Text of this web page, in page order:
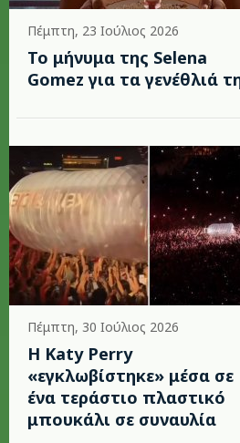
Πέμπτη, 23 Ιούλιος 2026
Το μήνυμα της Selena
Gomez για τα γενέθλιά
Πέμπτη, 30 Ιούλιος 2026
H Katy Perry
«εγκλωβίστηκε» μέσα σε
ένα τεράστιο πλαστικό
μπουκάλι σε συναυλία